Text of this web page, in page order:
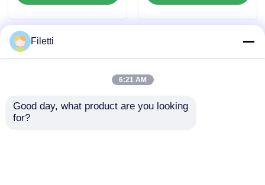
RAM と 6 Us の設定時
グラマブル ゲート ア
Filetti
6:21 AM
Good day, what product are you looking
for?